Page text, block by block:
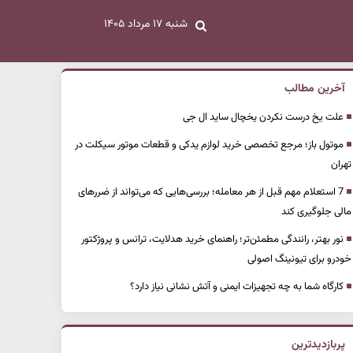
شنبه ۱۷ مرداد ۱۴۰۵
آخرین مطالب
علت یخ درست نکردن یخچال ساید ال جی
موتول باز؛ مرجع تخصصی خرید لوازم یدکی و قطعات موتور سیکلت در
تهران
7 استعلام مهم قبل از هر معامله؛ بررسی‌هایی که می‌تواند از ضررهای
مالی جلوگیری کند
نور بهتر، رانندگی مطمئن‌تر؛ راهنمای خرید هدلایت، ترانس و پروژکتور
خودرو برای تیونینگ اصولی
کارگاه شما به چه تجهیزات ایمنی و آتش نشانی نیاز دارد؟
پربازدیدترین